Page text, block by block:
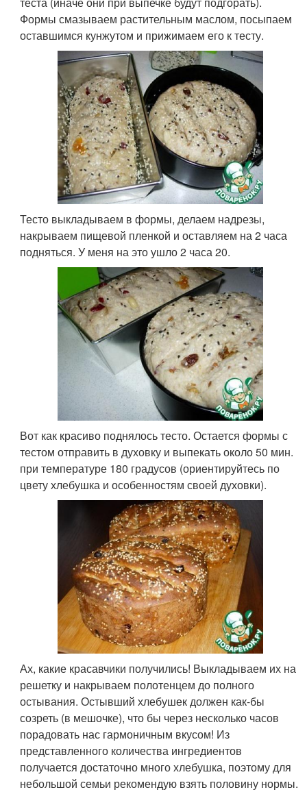
Формы смазываем растительным маслом, посыпаем
оставшимся кунжутом и прижимаем его к тесту.
Тесто выкладываем в формы, делаем надрезы,
накрываем пищевой пленкой и оставляем на 2 часа
подняться. У меня на это ушло 2 часа 20.
Вот как красиво поднялось тесто. Остается формы с
тестом отправить в духовку и выпекать около 50 мин.
при температуре 180 градусов (ориентируйтесь по
цвету хлебушка и особенностям своей духовки).
Ах, какие красавчики получились! Выкладываем их на
решетку и накрываем полотенцем до полного
остывания. Остывший хлебушек должен как-бы
созреть (в мешочке), что бы через несколько часов
порадовать нас гармоничным вкусом! Из
представленного количества ингредиентов
получается достаточно много хлебушка, поэтому для
небольшой семьи рекомендую взять половину нормы.